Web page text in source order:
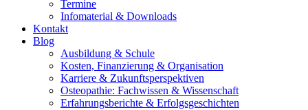
Termine
Infomaterial & Downloads
Kontakt
Blog
Ausbildung & Schule
Kosten, Finanzierung & Organisation
Karriere & Zukunftsperspektiven
Osteopathie: Fachwissen & Wissenschaft
Erfahrungsberichte & Erfolgsgeschichten